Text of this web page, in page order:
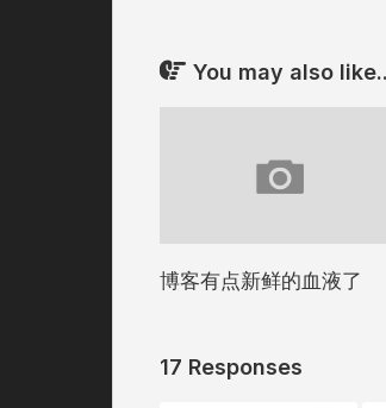
You may also
博客有点新鲜的血液了
17 Responses